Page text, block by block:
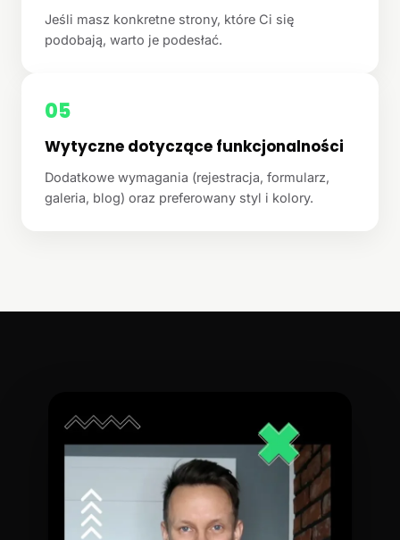
Jeśli masz konkretne strony, które Ci się
podobają, warto je podesłać.
05
Wytyczne dotyczące funkcjonalności
Dodatkowe wymagania (rejestracja, formularz,
galeria, blog) oraz preferowany styl i kolory.